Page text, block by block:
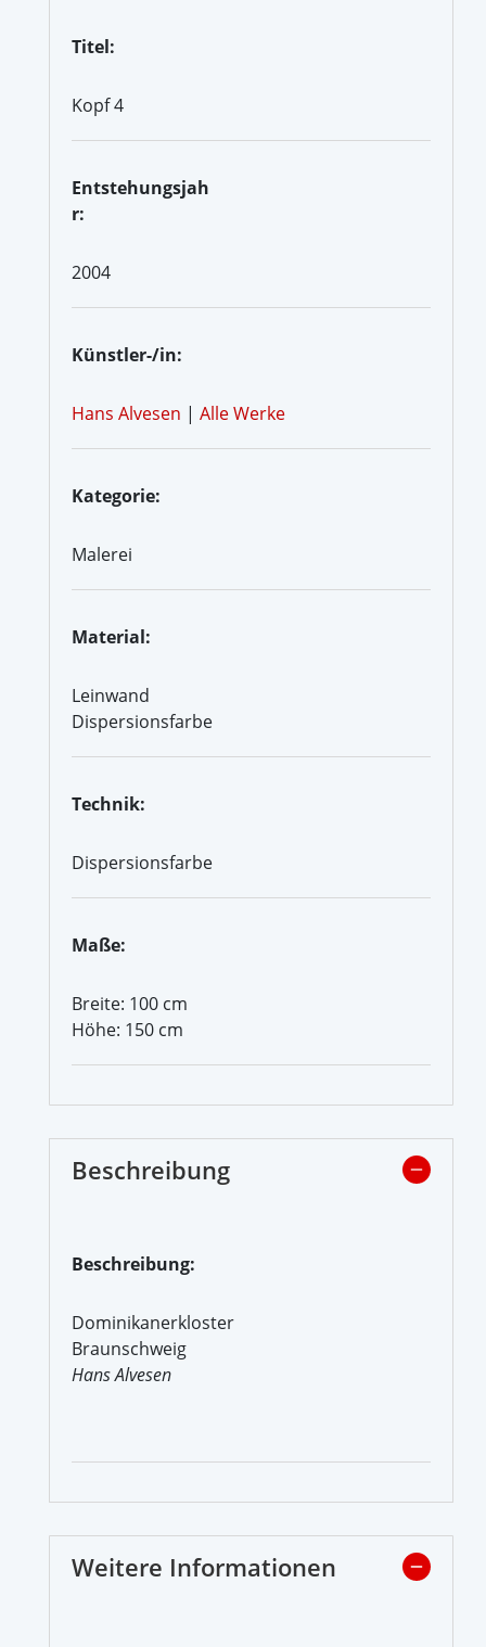
Titel:
Kopf 4
Entstehungsjah
r:
2004
Künstler-/in:
Hans Alvesen | Alle Werke
Kategorie:
Malerei
Material:
Leinwand
Dispersionsfarbe
Technik:
Dispersionsfarbe
Maße:
Breite: 100 cm
Höhe: 150 cm
Beschreibung
Beschreibung:
Dominikanerkloster
Braunschweig
Hans Alvesen
Weitere Informationen